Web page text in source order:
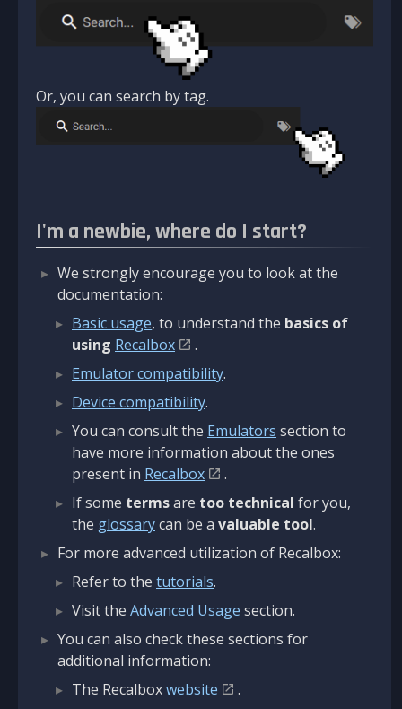
Or, you can search by tag.
I'm a newbie, where do I start?
We strongly encourage you to look at the
documentation:
Basic usage, to understand the basics of
using Recalbox
.
Emulator compatibility.
Device compatibility.
You can consult the Emulators section to
have more information about the ones
present in Recalbox
.
If some termsare too technical for you,
the glossarycan be a valuable tool.
For more advanced utilization of Recalbox:
Refer to the tutorials.
Visit the Advanced Usage section.
You can also check these sections for
additional information:
The Recalboxwebsite
.